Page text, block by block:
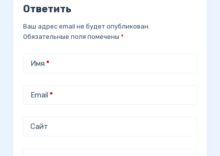
Ответить
Ваш адрес email не будет опубликован.
Обязательные поля помечены *
Имя *
Email*
Сайт